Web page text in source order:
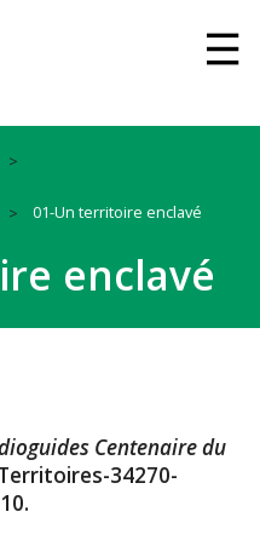
01-Un territoire enclavé
enclavé
Centenaire du
34270-